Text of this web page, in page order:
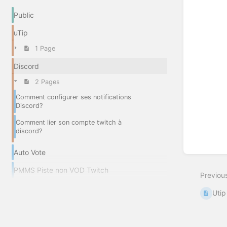
Public
uTip
1 Page
Discord
2 Pages
Comment configurer ses notifications
Discord?
Comment lier son compte twitch à
discord?
Auto Vote
PMMS Piste non VOD Twitch